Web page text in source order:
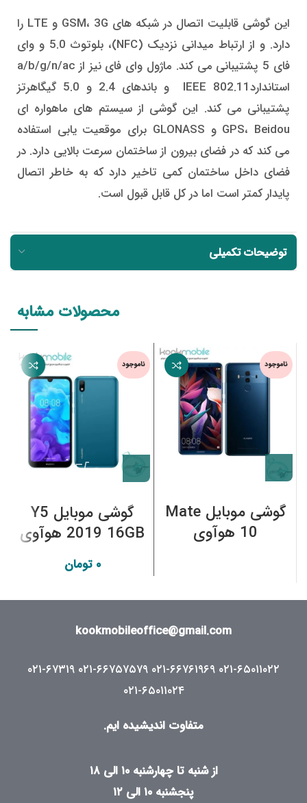
این گوشی قابلیت اتصال در شبکه های GSM، 3G و LTE را
دارد. و از ارتباط میدانی نزدیک (NFC)، بلوتوث 5.0 و وای
فای 5 پشتیبانی می کند. ماژول وای فای نیز از a/b/g/n/ac
استانداردIEEE 802.11 و باندهای 2.4 و 5.0 گیگاهرتز
پشتیبانی می کند. این گوشی از سیستم های ماهواره ای
GPS، Beidou و GLONASS برای موقعیت یابی استفاده
می کند که در فضای بیرون از ساختمان سرعت بالایی دارد. در
فضای داخل ساختمان کمی تاخیر دارد که به خاطر اتصال
پایدار کمتر است اما در کل قابل قبول است.
توضیحات تکمیلی
محصولات مشابه
ناموجود
گوشی موبایل Mate
10 هوآوی
ناموجود
گوشی موبایل Y5
2019 16GB هوآوی
۰ تومان
kookmobileoffice@gmail.com
۰۲۱-۶۷۳۱۹ ۰۲۱-۶۶۷۵۷۵۷۹ ۰۲۱-۶۶۷۶۱۹۶۹ ۰۲۱-۶۵۰۱۱۰۲۲
۰۲۱-۶۵۰۱۱۰۲۴
متفاوت اندیشیده ایم.
از شنبه تا چهارشنبه ۱۰ الی ۱۸
پنجشنبه ۱۰ الی ۱۲